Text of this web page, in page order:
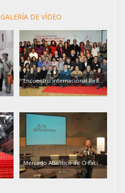
GALERÍA DE VÍDEO
Encuentro internacional Red…
Mercado Atlantico de Creaci…